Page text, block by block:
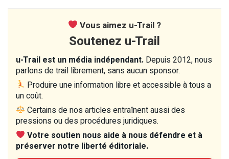
Vous aimez u-Trail ?
Soutenez u-Trail
u-Trail est un média indépendant. Depuis 2012, nous
parlons de trail librement, sans aucun sponsor.
Produire une information libre et accessible à tous a
un coût.
Certains de nos articles entraînent aussi des
pressions ou des procédures juridiques.
Votre soutien nous aide à nous défendre et à
préserver notre liberté éditoriale.